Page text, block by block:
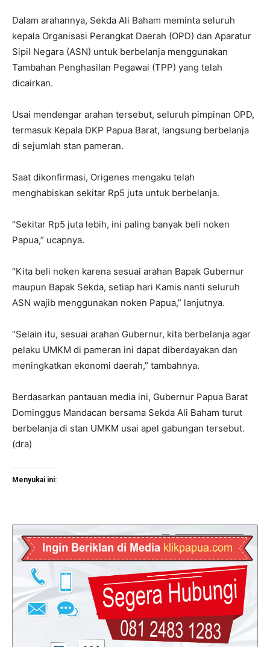
Dalam arahannya, Sekda Ali Baham meminta seluruh
kepala Organisasi Perangkat Daerah (OPD) dan Aparatur
Sipil Negara (ASN) untuk berbelanja menggunakan
Tambahan Penghasilan Pegawai (TPP) yang telah
dicairkan.
Usai mendengar arahan tersebut, seluruh pimpinan OPD,
termasuk Kepala DKP Papua Barat, langsung berbelanja
di sejumlah stan pameran.
Saat dikonfirmasi, Origenes mengaku telah
menghabiskan sekitar Rp5 juta untuk berbelanja.
“Sekitar Rp5 juta lebih, ini paling banyak beli noken
Papua,” ucapnya.
“Kita beli noken karena sesuai arahan Bapak Gubernur
maupun Bapak Sekda, setiap hari Kamis nanti seluruh
ASN wajib menggunakan noken Papua,” lanjutnya.
“Selain itu, sesuai arahan Gubernur, kita berbelanja agar
pelaku UMKM di pameran ini dapat diberdayakan dan
meningkatkan ekonomi daerah,” tambahnya.
Berdasarkan pantauan media ini, Gubernur Papua Barat
Dominggus Mandacan bersama Sekda Ali Baham turut
berbelanja di stan UMKM usai apel gabungan tersebut.
(dra)
Menyukai ini: